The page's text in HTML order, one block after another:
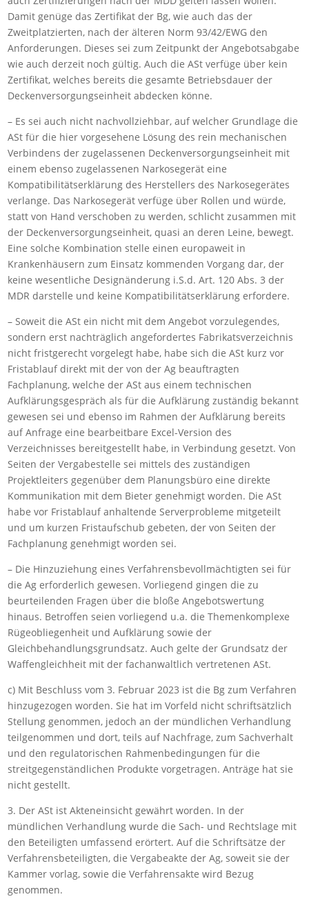
Damit genüge das Zertifikat der Bg, wie auch das der
Zweitplatzierten, nach der älteren Norm 93/42/EWG den
Anforderungen. Dieses sei zum Zeitpunkt der Angebotsabgabe
wie auch derzeit noch gültig. Auch die ASt verfüge über kein
Zertifikat, welches bereits die gesamte Betriebsdauer der
Deckenversorgungseinheit abdecken könne.
– Es sei auch nicht nachvollziehbar, auf welcher Grundlage die
ASt für die hier vorgesehene Lösung des rein mechanischen
Verbindens der zugelassenen Deckenversorgungseinheit mit
einem ebenso zugelassenen Narkosegerät eine
Kompatibilitätserklärung des Herstellers des Narkosegerätes
verlange. Das Narkosegerät verfüge über Rollen und würde,
statt von Hand verschoben zu werden, schlicht zusammen mit
der Deckenversorgungseinheit, quasi an deren Leine, bewegt.
Eine solche Kombination stelle einen europaweit in
Krankenhäusern zum Einsatz kommenden Vorgang dar, der
keine wesentliche Designänderung i.S.d. Art. 120 Abs. 3 der
MDR darstelle und keine Kompatibilitätserklärung erfordere.
– Soweit die ASt ein nicht mit dem Angebot vorzulegendes,
sondern erst nachträglich angefordertes Fabrikatsverzeichnis
nicht fristgerecht vorgelegt habe, habe sich die ASt kurz vor
Fristablauf direkt mit der von der Ag beauftragten
Fachplanung, welche der ASt aus einem technischen
Aufklärungsgespräch als für die Aufklärung zuständig bekannt
gewesen sei und ebenso im Rahmen der Aufklärung bereits
auf Anfrage eine bearbeitbare Excel-Version des
Verzeichnisses bereitgestellt habe, in Verbindung gesetzt. Von
Seiten der Vergabestelle sei mittels des zuständigen
Projektleiters gegenüber dem Planungsbüro eine direkte
Kommunikation mit dem Bieter genehmigt worden. Die ASt
habe vor Fristablauf anhaltende Serverprobleme mitgeteilt
und um kurzen Fristaufschub gebeten, der von Seiten der
Fachplanung genehmigt worden sei.
– Die Hinzuziehung eines Verfahrensbevollmächtigten sei für
die Ag erforderlich gewesen. Vorliegend gingen die zu
beurteilenden Fragen über die bloße Angebotswertung
hinaus. Betroffen seien vorliegend u.a. die Themenkomplexe
Rügeobliegenheit und Aufklärung sowie der
Gleichbehandlungsgrundsatz. Auch gelte der Grundsatz der
Waffengleichheit mit der fachanwaltlich vertretenen ASt.
c) Mit Beschluss vom 3. Februar 2023 ist die Bg zum Verfahren
hinzugezogen worden. Sie hat im Vorfeld nicht schriftsätzlich
Stellung genommen, jedoch an der mündlichen Verhandlung
teilgenommen und dort, teils auf Nachfrage, zum Sachverhalt
und den regulatorischen Rahmenbedingungen für die
streitgegenständlichen Produkte vorgetragen. Anträge hat sie
nicht gestellt.
3. Der ASt ist Akteneinsicht gewährt worden. In der
mündlichen Verhandlung wurde die Sach- und Rechtslage mit
den Beteiligten umfassend erörtert. Auf die Schriftsätze der
Verfahrensbeteiligten, die Vergabeakte der Ag, soweit sie der
Kammer vorlag, sowie die Verfahrensakte wird Bezug
genommen.